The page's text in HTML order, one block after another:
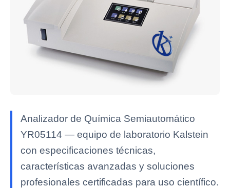
Analizador de Química Semiautomático
YR05114 — equipo de laboratorio Kalstein
con especificaciones técnicas,
características avanzadas y soluciones
profesionales certificadas para uso científico.